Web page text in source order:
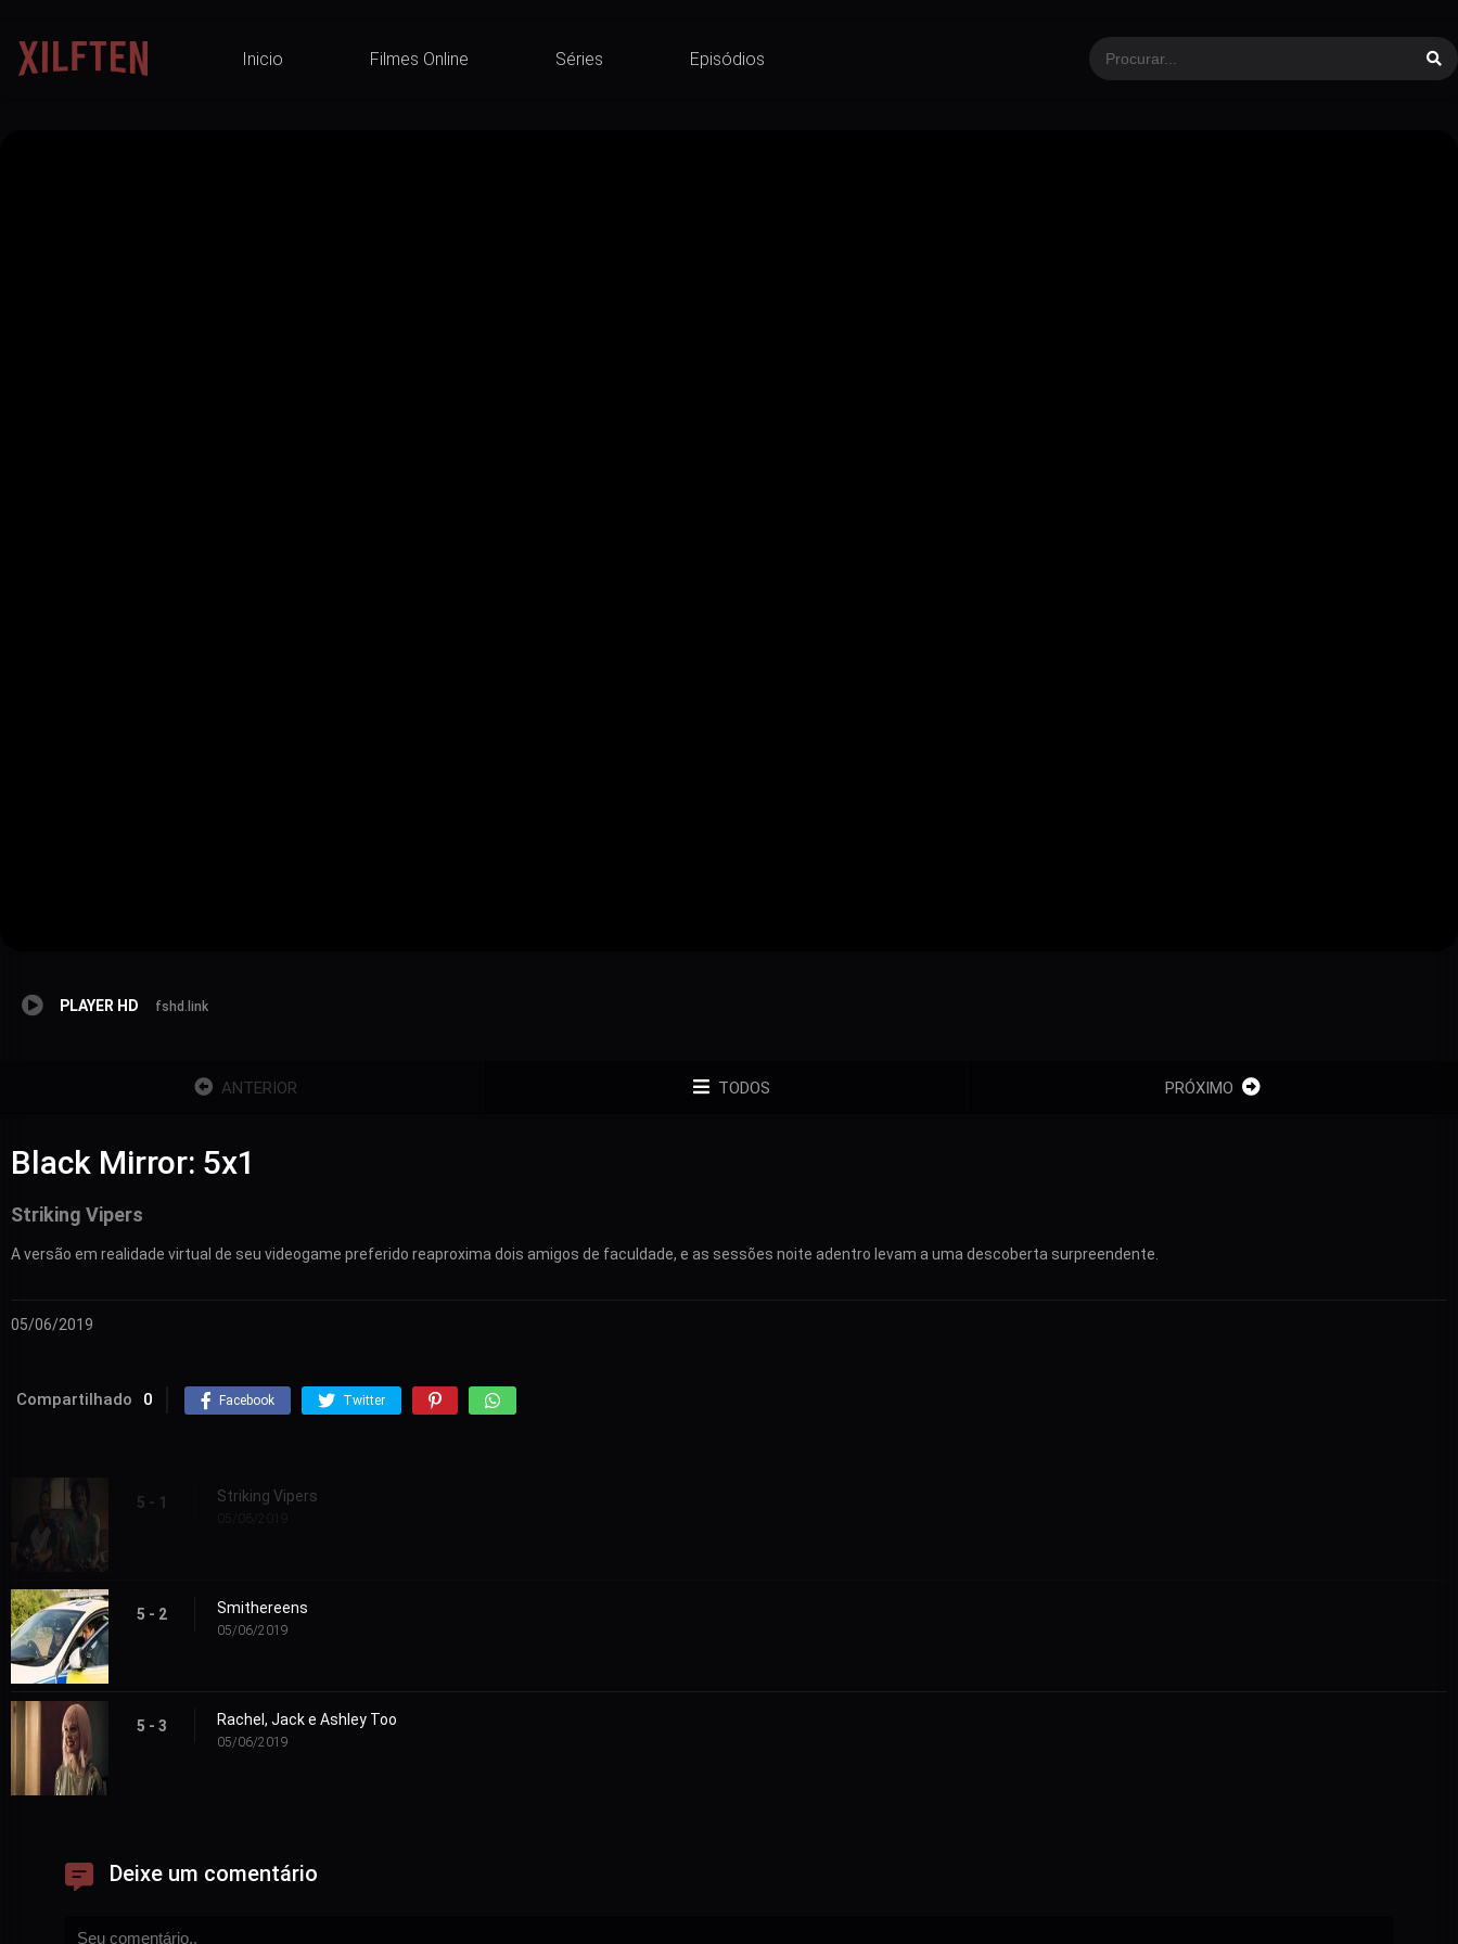
Inicio Filmes Online Séries Episódios
PLAYER HD fshd.link
ANTERIOR TODOS PRÓXIMO
Black Mirror: 5x1
Striking Vipers
A versão em realidade virtual de seu videogame preferido reaproxima dois amigos de faculdade, e as sessões noite adentro levam a uma descoberta surpreendente.
05/06/2019
Compartilhado 0 Facebook Twitter
5 - 1 Striking Vipers
5 - 2 Smithereens
05/06/2019
5 - 3 Rachel, Jack e Ashley Too
05/06/2019
Deixe um comentário